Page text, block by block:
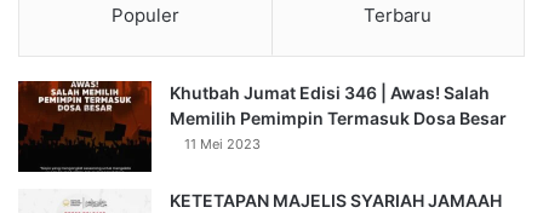
Populer Terbaru
Khutbah Jumat Edisi 346 | Awas! Salah
Memilih Pemimpin Termasuk Dosa Besar
11 Mei 2023
KETETAPAN MAJELIS SYARIAH JAMAAH